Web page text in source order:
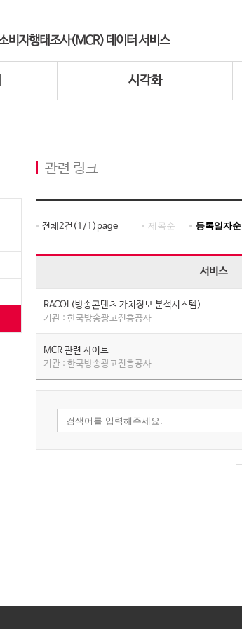
시각화
관련 링크
전체 2건(1 /1 )page 제목순 등록일자순
서비스
RACOI (방송콘텐츠 가치정보 분석시스템)
기관 : 한국방송광고진흥공사
MCR 관련 사이트
기관 : 한국방송광고진흥공사